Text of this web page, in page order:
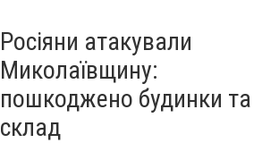
Росіяни атакували
Миколаївщину:
пошкоджено будинки та
склад